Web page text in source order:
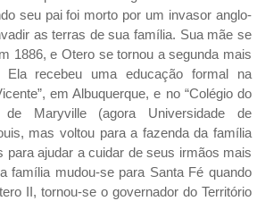
seu pai foi morto por um invasor anglo-
as terras de sua família. Sua mãe se
1886, e Otero se tornou a segunda mais
recebeu uma educação formal na
em Albuquerque, e no “Colégio do
de Maryville (agora Universidade de
mas voltou para a fazenda da família
para ajudar a cuidar de seus irmãos mais
família mudou-se para Santa Fé quando
II, tornou-se o governador do Território